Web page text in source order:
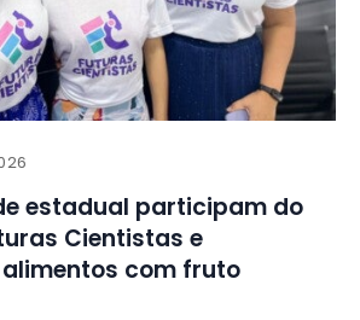
estadual participam do
Cientistas e
com fruto